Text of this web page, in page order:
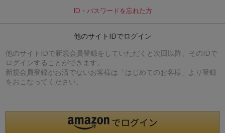
ID・パスワードを忘れた方
他のサイトIDでログイン
他のサイトIDで新規会員登録をしていただくと次回以降、そのIDで
ログインすることができます。
新規会員登録がお済でないお客様は「はじめてのお客様」より登録
をおこなってください。